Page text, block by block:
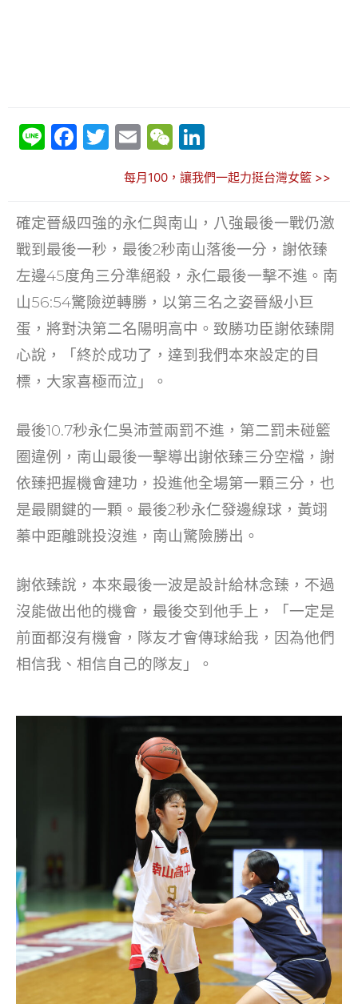
Li F
e
b
o
o
k
T
itt
er
E
ai
l
W
C
h
at
k
e
dI
n
每月100，讓我們一起力挺台灣女籃 >>
確定晉級四強的永仁與南山，八強最後一戰仍激
戰到最後一秒，最後2秒南山落後一分，謝依臻
左邊45度角三分準絕殺，永仁最後一擊不進。南
山56:54驚險逆轉勝，以第三名之姿晉級小巨
蛋，將對決第二名陽明高中。致勝功臣謝依臻開
心說，「終於成功了，達到我們本來設定的目
標，大家喜極而泣」。
最後10.7秒永仁吳沛萱兩罰不進，第二罰未碰籃
圈違例，南山最後一擊導出謝依臻三分空檔，謝
依臻把握機會建功，投進他全場第一顆三分，也
是最關鍵的一顆。最後2秒永仁發邊線球，黃翊
蓁中距離跳投沒進，南山驚險勝出。
謝依臻說，本來最後一波是設計給林念臻，不過
沒能做出他的機會，最後交到他手上，「一定是
前面都沒有機會，隊友才會傳球給我，因為他們
相信我、相信自己的隊友」。